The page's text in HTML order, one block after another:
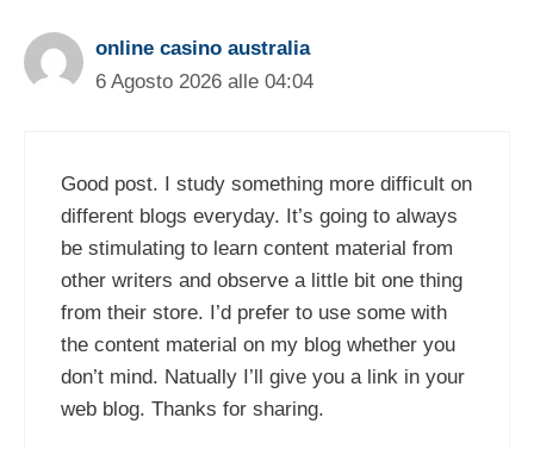
online casino australia
6 Agosto 2026 alle 04:04
Good post. I study something more difficult on
different blogs everyday. It’s going to always
be stimulating to learn content material from
other writers and observe a little bit one thing
from their store. I’d prefer to use some with
the content material on my blog whether you
don’t mind. Natually I’ll give you a link in your
web blog. Thanks for sharing.